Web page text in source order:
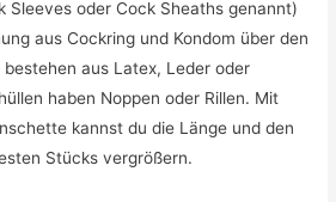
Sleeves oder Cock Sheaths genannt)
aus Cockring und Kondom über den
aus Latex, Leder oder
haben Noppen oder Rillen. Mit
kannst du die Länge und den
Stücks vergrößern.